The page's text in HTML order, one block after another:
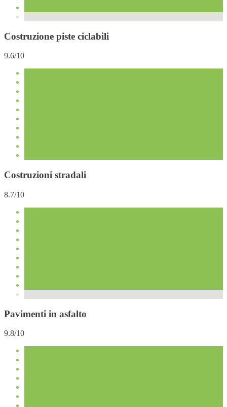
Costruzione piste ciclabili
9.6/10
Costruzioni stradali
8.7/10
Pavimenti in asfalto
9.8/10